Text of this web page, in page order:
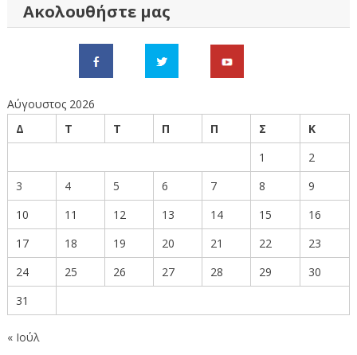
Ακολουθήστε μας
Αύγουστος 2026
Δ
Τ Τ Π Π Σ
Κ
1
2
3
4 5 6 7 8
9
10
11 12 13 14 15
16
17
18 19 20 21 22
23
24
25 26 27 28 29
30
31
« Ιούλ